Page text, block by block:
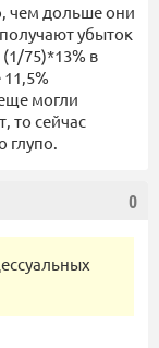
чем дольше они
убыток
75)*13% в
11,5%
могли
то сейчас
глупо.
0